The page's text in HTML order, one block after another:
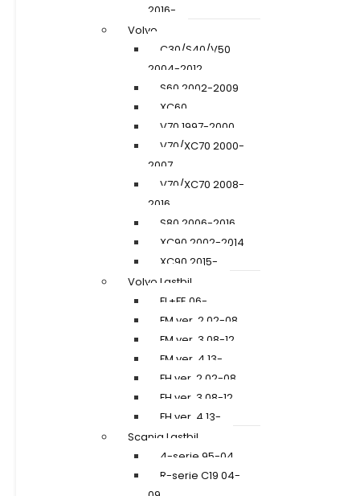
2016-
Volvo
C30/S40/V50
2004-2012
S60 2002-2009
XC60
V70 1997-2000
V70/XC70 2000-
2007
V70/XC70 2008-
2016
S80 2006-2016
XC90 2002-2014
XC90 2015-
Volvo Lastbil
FL+FE 06-
FM ver. 2 02-08
FM ver. 3 08-12
FM ver. 4 13-
FH ver. 2 02-08
FH ver. 3 08-12
FH ver. 4 13-
Scania Lastbil
4-serie 95-04
R-serie C19 04-